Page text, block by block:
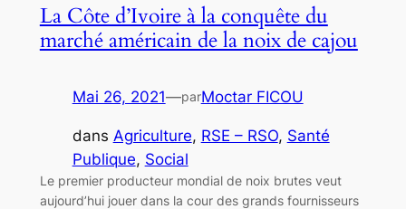
La Côte d’Ivoire à la conquête du
marché américain de la noix de cajou
Mai 26, 2021—parMoctar FICOU
dans Agriculture, RSE – RSO, Santé
Publique, Social
Le premier producteur mondial de noix brutes veut
aujourd’hui jouer dans la cour des grands fournisseurs